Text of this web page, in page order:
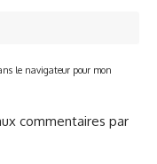
le navigateur pour mon
commentaires par